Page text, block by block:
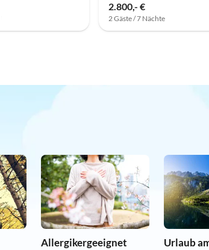
2.800,- €
2 Gäste / 7 Nächte
Allergikergeeignet Urlaub